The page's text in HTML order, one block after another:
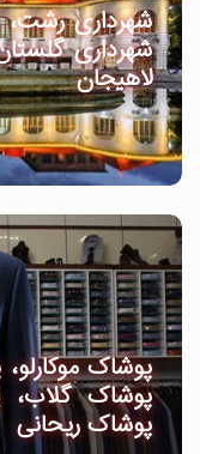
شهرداری رشت،
شهرداری
لاهیجان
پوشاک
پوشاک
پوشاک ریحانی